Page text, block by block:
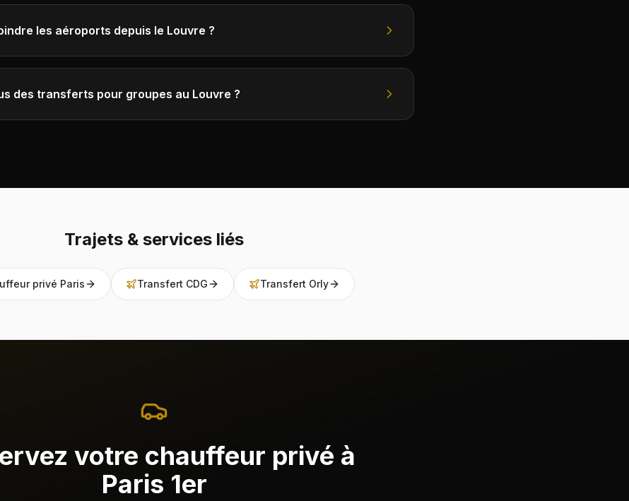
les aéroports depuis le Louvre ?
des transferts pour groupes au Louvre ?
Trajets & services liés
privé Paris Transfert CDG Transfert Orly
votre chauffeur privé à
Paris 1er